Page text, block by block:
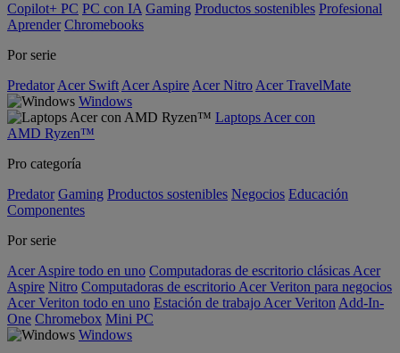
Copilot+ PC PC con IA Gaming Productos sostenibles Profesional
Aprender Chromebooks
Por serie
Predator Acer Swift Acer Aspire Acer Nitro Acer TravelMate
Windows
Laptops Acer con
AMD Ryzen™
Pro categoría
Predator Gaming Productos sostenibles Negocios Educación
Componentes
Por serie
Acer Aspire todo en uno Computadoras de escritorio clásicas Acer
Aspire Nitro Computadoras de escritorio Acer Veriton para negocios
Acer Veriton todo en uno Estación de trabajo Acer Veriton Add-In-
One Chromebox Mini PC
Windows